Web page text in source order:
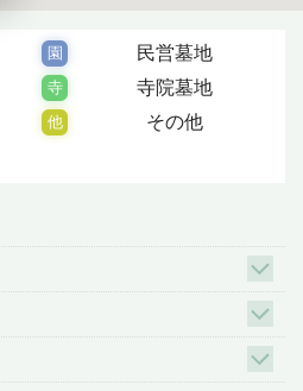
民営墓地
寺院墓地
その他